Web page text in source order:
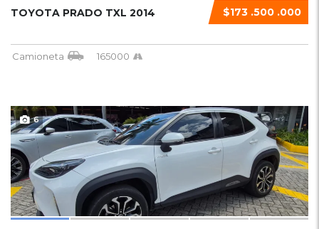
$173 .500 .000
TOYOTA PRADO TXL 2014
Camioneta 165000
6